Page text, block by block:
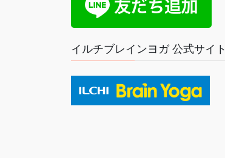
イルチブレインヨガ 公式サイト